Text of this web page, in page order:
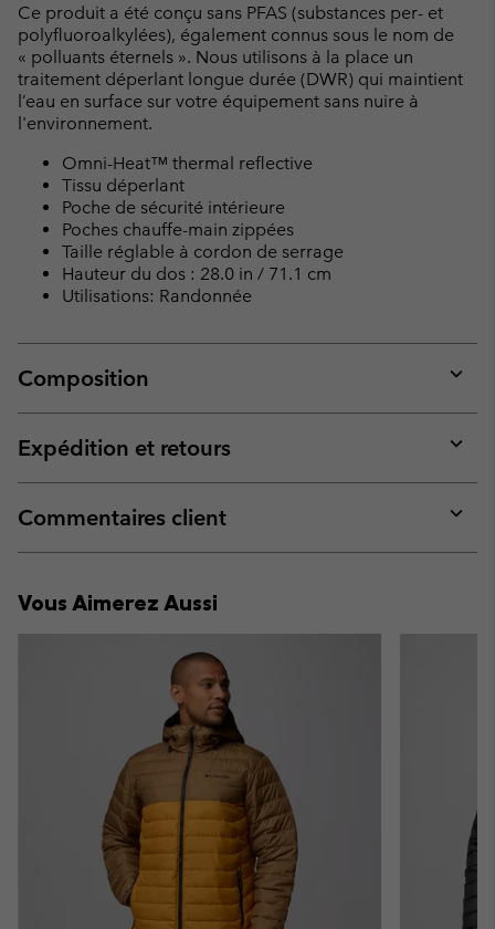
Ce produit a été conçu sans PFAS (substances per- et
polyfluoroalkylées), également connus sous le nom de
« polluants éternels ». Nous utilisons à la place un
traitement déperlant longue durée (DWR) qui maintient
l’eau en surface sur votre équipement sans nuire à
l'environnement.
Omni-Heat™ thermal reflective
Tissu déperlant
Poche de sécurité intérieure
Poches chauffe-main zippées
Taille réglable à cordon de serrage
Hauteur du dos : 28.0 in / 71.1 cm
Utilisations: Randonnée
Composition
or
Expédition et retours
or
Commentaires client
or
Vous Aimerez Aussi